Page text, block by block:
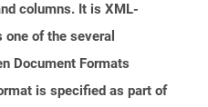
columns. It is XML-
of the several
Document Formats
is specified as part of